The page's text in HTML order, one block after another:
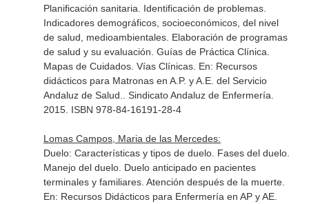
Planificación sanitaria. Identificación de problemas.
Indicadores demográficos, socioeconómicos, del nivel
de salud, medioambientales. Elaboración de programas
de salud y su evaluación. Guías de Práctica Clínica.
Mapas de Cuidados. Vías Clínicas. En: Recursos
didácticos para Matronas en A.P. y A.E. del Servicio
Andaluz de Salud.
. Sindicato Andaluz de Enfermería.
2015. ISBN 978-84-16191-28-4
Lomas Campos, Maria de las Mercedes:
Duelo: Características y tipos de duelo. Fases del duelo.
Manejo del duelo. Duelo anticipado en pacientes
terminales y familiares. Atención después de la muerte.
En: Recursos Didácticos para Enfermería en AP y AE.